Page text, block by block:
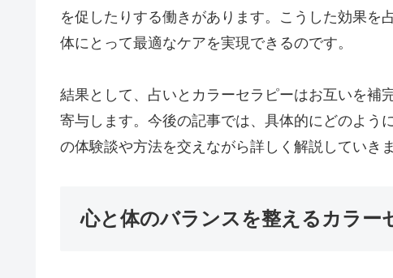
を促したりする働きがあります。こうした効果を
体にとって最適なケアを実現できるのです。
結果として、占いとカラーセラピーはお互いを補
寄与します。今後の記事では、具体的にどのよう
の体験談や方法を交えながら詳しく解説していきま
心と体のバランスを整えるカラー